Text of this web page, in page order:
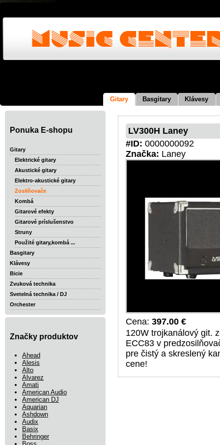
Gitary Basgitary Klávesy
Ponuka E-shopu
Gitary
Elektrické gitary
Akustické gitary
Elektro-akustické gitary
Zosilňovače
Kombá
Gitarové efekty
Gitarové príslušenstvo
Struny
Použité gitary,kombá ...
Basgitary
Klávesy
Bicie
Zvuková technika
Svetelná technika / DJ
Orchester
Značky produktov
Ahead
Alesis
Alto
Alvarez
Amati
American Audio
American DJ
Aquarian
Ashdown
Audix
Basix
Behringer
LV300H Laney
#ID: 0000000092
Značka: Laney
Cena: 397.00 €
120W trojkanálový git.
ECC83 v
pre čistý a skreslený
cene!